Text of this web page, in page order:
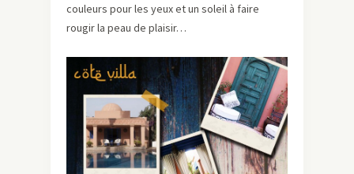
couleurs pour les yeux et un soleil à faire
rougir la peau de plaisir…